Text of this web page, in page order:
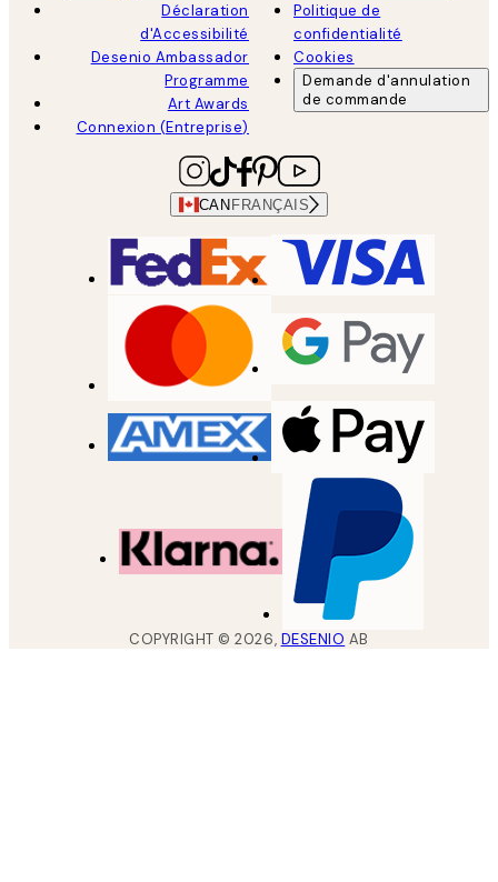
Déclaration
d'Accessibilité
Desenio Ambassador
Programme
Art Awards
Connexion (Entreprise)
Politique de
confidentialité
Cookies
Demande d'annulation
de commande
CAN FRANÇAIS
COPYRIGHT ©2026, DESENIO AB